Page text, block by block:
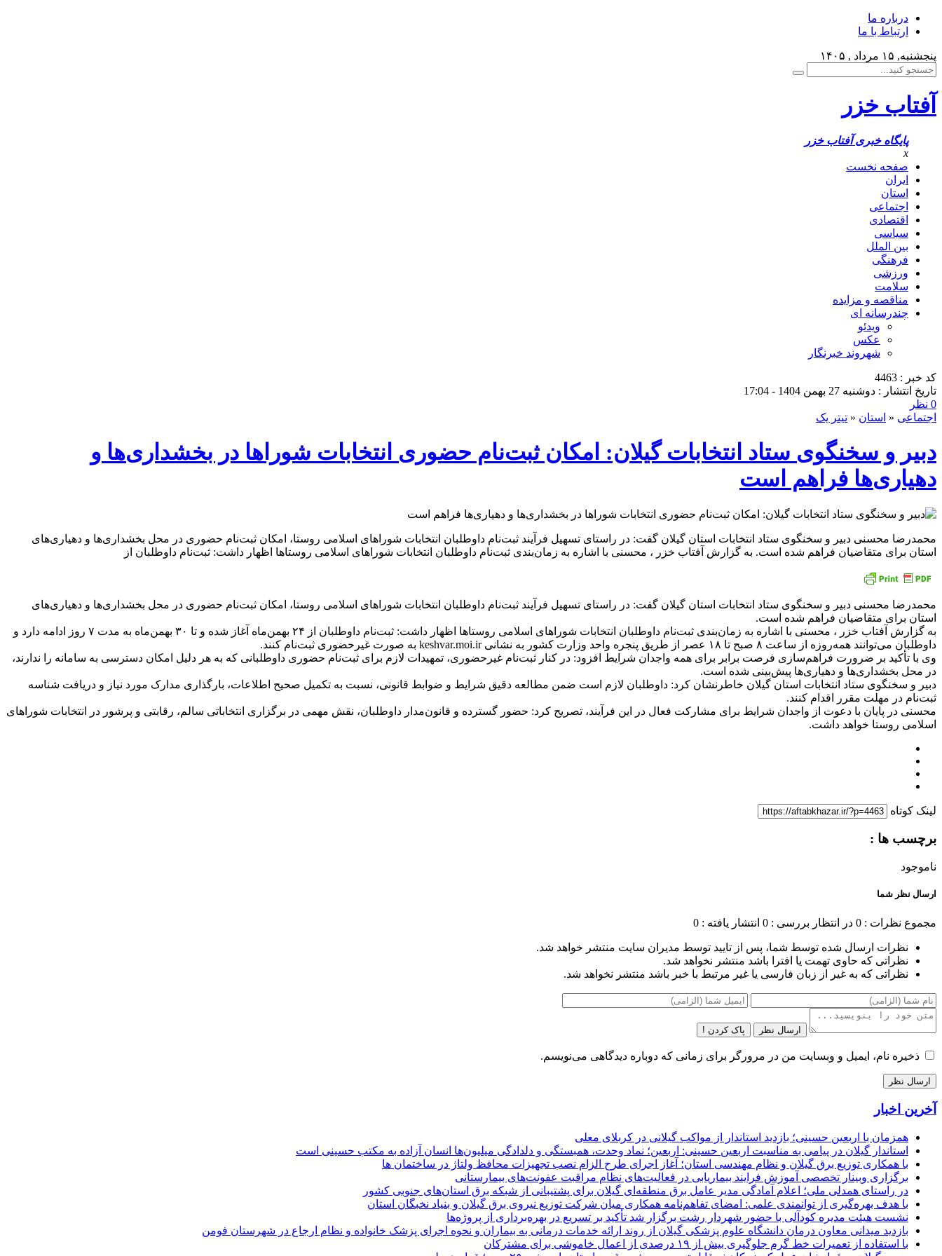
درباره ما
ارتباط با ما
پنجشنبه, ۱۵ مرداد , ۱۴۰۵
آفتاب خزر
پایگاه خبری آفتاب خزر
x
صفحه نخست
ایران
استان
اجتماعی
اقتصادی
سیاسی
بین الملل
فرهنگی
ورزشی
سلامت
مناقصه و مزایده
چندرسانه ای
ویدئو
عکس
شهروند خبرنگار
کد خبر : 4463
تاریخ انتشار : دوشنبه 27 بهمن 1404 - 17:04
0 نظر
اجتماعی « استان « تیتر یک
دبیر و سخنگوی ستاد انتخابات گیلان: امکان ثبت‌نام حضوری انتخابات شوراها در بخشداری‌ها و
دهیاری‌ها فراهم است
محمدرضا محسنی دبیر و سخنگوی ستاد انتخابات استان گیلان گفت: در راستای تسهیل فرآیند ثبت‌نام داوطلبان انتخابات شوراهای اسلامی روستا، امکان ثبت‌نام حضوری در محل بخشداری‌ها و دهیاری‌های
استان برای متقاضیان فراهم شده است. به گزارش آفتاب خزر ، محسنی با اشاره به زمان‌بندی ثبت‌نام داوطلبان انتخابات شوراهای اسلامی روستاها اظهار داشت: ثبت‌نام داوطلبان از
محمدرضا محسنی دبیر و سخنگوی ستاد انتخابات استان گیلان گفت: در راستای تسهیل فرآیند ثبت‌نام داوطلبان انتخابات شوراهای اسلامی روستا، امکان ثبت‌نام حضوری در محل بخشداری‌ها و دهیاری‌های
استان برای متقاضیان فراهم شده است.
به گزارش آفتاب خزر ، محسنی با اشاره به زمان‌بندی ثبت‌نام داوطلبان انتخابات شوراهای اسلامی روستاها اظهار داشت: ثبت‌نام داوطلبان از ۲۴ بهمن‌ماه آغاز شده و تا ۳۰ بهمن‌ماه به مدت ۷ روز ادامه دارد و
داوطلبان می‌توانند همه‌روزه از ساعت ۸ صبح تا ۱۸ عصر از طریق پنجره واحد وزارت کشور به نشانی keshvar.moi.ir به صورت غیرحضوری ثبت‌نام کنند.
وی با تأکید بر ضرورت فراهم‌سازی فرصت برابر برای همه واجدان شرایط افزود: در کنار ثبت‌نام غیرحضوری، تمهیدات لازم برای ثبت‌نام حضوری داوطلبانی که به هر دلیل امکان دسترسی به سامانه را ندارند،
در محل بخشداری‌ها و دهیاری‌ها پیش‌بینی شده است.
دبیر و سخنگوی ستاد انتخابات استان گیلان خاطرنشان کرد: داوطلبان لازم است ضمن مطالعه دقیق شرایط و ضوابط قانونی، نسبت به تکمیل صحیح اطلاعات، بارگذاری مدارک مورد نیاز و دریافت شناسه
ثبت‌نام در مهلت مقرر اقدام کنند.
محسنی در پایان با دعوت از واجدان شرایط برای مشارکت فعال در این فرآیند، تصریح کرد: حضور گسترده و قانون‌مدار داوطلبان، نقش مهمی در برگزاری انتخاباتی سالم، رقابتی و پرشور در انتخابات شوراهای
اسلامی روستا خواهد داشت.
لینک کوتاه
برچسب ها :
ناموجود
ارسال نظر شما
مجموع نظرات : 0 در انتظار بررسی : 0 انتشار یافته : 0
نظرات ارسال شده توسط شما، پس از تایید توسط مدیران سایت منتشر خواهد شد.
نظراتی که حاوی تهمت یا افترا باشد منتشر نخواهد شد.
نظراتی که به غیر از زبان فارسی یا غیر مرتبط با خبر باشد منتشر نخواهد شد.
ارسال نظر پاک کردن !
ذخیره نام، ایمیل و وبسایت من در مرورگر برای زمانی که دوباره دیدگاهی می‌نویسم.
آخرین اخبار
همزمان با اربعین حسینی؛ بازدید استاندار از مواکب گیلانی در کربلای معلی
استاندار گیلان در پیامی به مناسبت اربعین حسینی: اربعین؛ نماد وحدت، همبستگی و دلدادگی میلیون‌ها انسان آزاده به مکتب حسینی است
با همکاری توزیع برق گیلان و نظام مهندسی استان؛ آغاز اجرای طرح الزام نصب تجهیزات محافظ ولتاژ در ساختمان ها
برگزاری وبینار تخصصی آموزش فرایند بیماریابی در فعالیت‌های نظام مراقبت عفونت‌های بیمارستانی
در راستای همدلی ملی؛ اعلام آمادگی مدیر عامل برق منطقه‌ای گیلان برای پشتیبانی از شبكه برق استان‌های جنوبی كشور
با هدف بهره‌گیری از توانمندی علمی: امضای تفاهم‌نامه همكاری میان شركت توزیع نیروی برق گیلان و بنیاد نخبگان استان
نشست هیئت مدیره کودآلی با حضور شهردار رشت برگزار شد تأکید بر تسریع در بهره‌برداری از پروژه‌ها
بازدید میدانی معاون درمان دانشگاه علوم پزشکی گیلان از روند ارائه خدمات درمانی به بیماران و نحوه اجرای پزشک خانواده و نظام ارجاع در شهرستان فومن
با استفاده از تعمیرات خط گرم جلوگیری بیش از ۱۹ درصدی از اعمال خاموشی برای مشتركان